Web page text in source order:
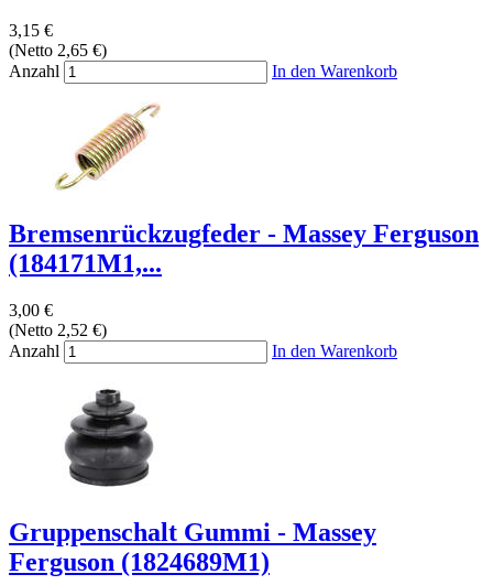
3,15 €
(Netto 2,65 €)
Anzahl
In den Warenkorb
Bremsenrückzugfeder - Massey Ferguson
(184171M1,...
3,00 €
(Netto 2,52 €)
Anzahl
In den Warenkorb
Gruppenschalt Gummi - Massey
Ferguson (1824689M1)